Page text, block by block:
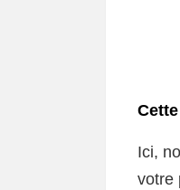
Ici,
votre